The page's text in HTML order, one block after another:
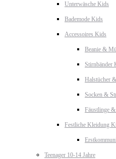
Unterwäsche Kids
Bademode Kids
Accessoires Kids
Beanie &
Stirnbänder
Halstücher
Socken &
Fäustlinge
Festliche Kleidung
Teenager 10-14 Jahre